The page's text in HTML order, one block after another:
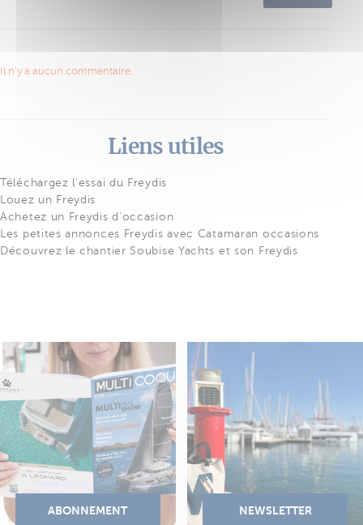
Il n'y a aucun commentaire.
Liens utiles
Téléchargez l'essai du Freydis
Louez un Freydis
Achetez un Freydis d'occasion
Les petites annonces Freydis avec Catamaran occasions
Découvrez le chantier Soubise Yachts et son Freydis